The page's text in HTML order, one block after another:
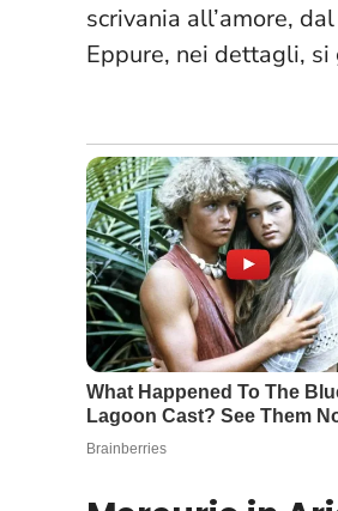
scrivania all’amore,
Eppure, nei dettagli,